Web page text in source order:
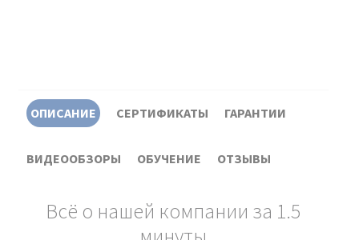
ОПИСАНИЕ СЕРТИФИКАТЫ ГАРАНТИИ
ВИДЕООБЗОРЫ ОБУЧЕНИЕ ОТЗЫВЫ
Всё о нашей компании за 1.5